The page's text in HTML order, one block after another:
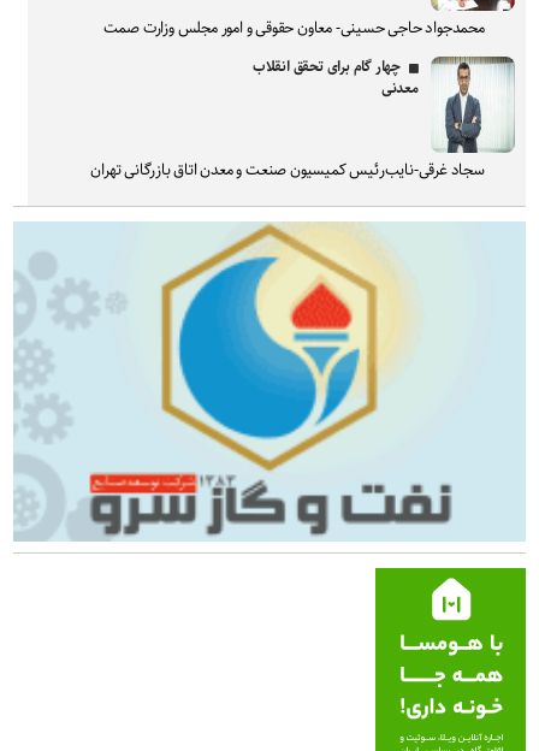
محمدجواد حاجی حسینی- معاون حقوقی و امور مجلس وزارت صمت
چهار گام برای تحقق انقلاب
معدنی
سجاد غرقی-نایب‌رئیس کمیسیون صنعت و معدن اتاق بازرگانی تهران